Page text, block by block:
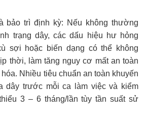
bảo trì định kỳ: Nếu không thường
trạng dây, các dấu hiệu hư hỏng
sợi hoặc biến dạng có thể không
thời, làm tăng nguy cơ mất an toàn
Nhiều tiêu chuẩn an toàn khuyến
dây trước mỗi ca làm việc và kiểm
3 – 6 tháng/lần tùy tần suất sử